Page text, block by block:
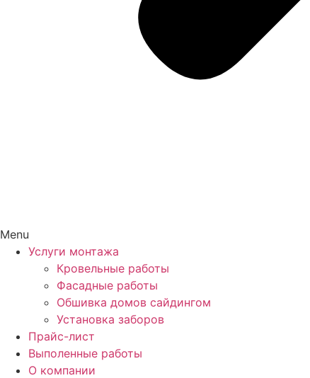
Menu
Услуги монтажа
Кровельные работы
Фасадные работы
Обшивка домов сайдингом
Установка заборов
Прайс-лист
Выполенные работы
О компании